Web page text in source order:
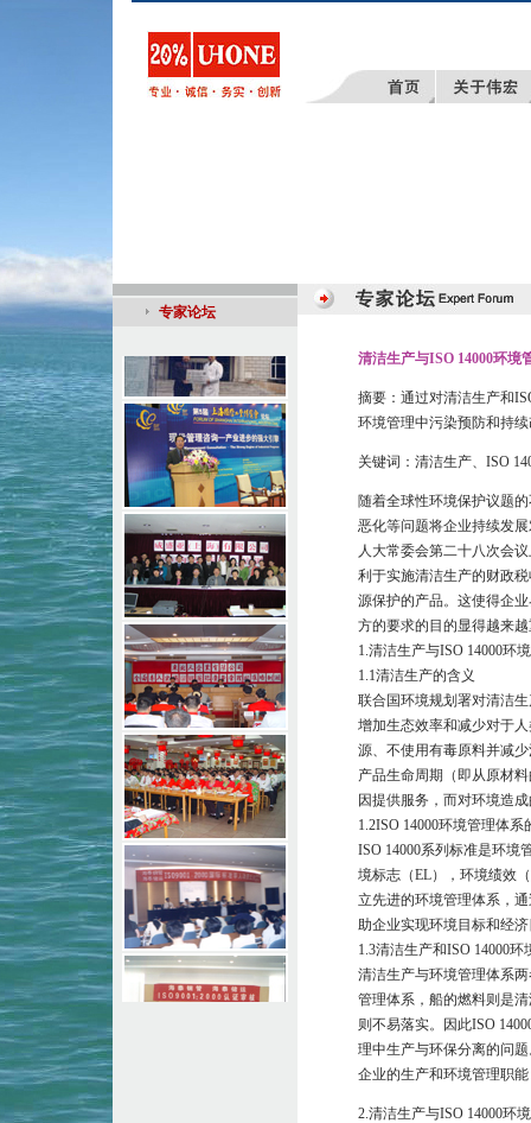
专家论坛
清洁生产与ISO 14000环境
摘要：通过对清洁生产和
环境管理中污染预防和持
关键词：清洁生产、ISO
随着全球性环境保护议题
恶化等问题将企业持续发
人大常委会第二十八次会
利于实施清洁生产的财政
源保护的产品。这使得企
方的要求的目的显得越来
1.清洁生产与ISO 14000环
1.1清洁生产的含义
联合国环境规划署对清洁
增加生态效率和减少对于
源、不使用有毒原料并减
产品生命周期（即从原材
因提供服务，而对环境造
1.2ISO 14000环境管理体系
ISO 14000系列标准是环境
境标志（EL），环境绩效
立先进的环境管理体系，
助企业实现环境目标和经
1.3清洁生产和ISO 14000
清洁生产与环境管理体系
管理体系，船的燃料则是
则不易落实。因此ISO
理中生产与环保分离的问
企业的生产和环境管理职
2.清洁生产与ISO 14000环